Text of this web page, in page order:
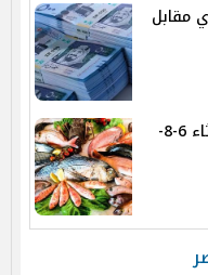
مقابل
أسعار السمك والجمبري اليوم الثلاثاء 6-8-